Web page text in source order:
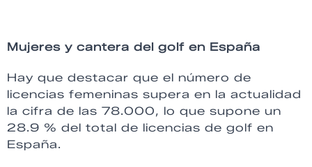
Mujeres y cantera del golf en España
Hay que destacar que el número de
licencias femeninas supera en la actualidad
la cifra de las 78.000, lo que supone un
28.9 % del total de licencias de golf en
España.